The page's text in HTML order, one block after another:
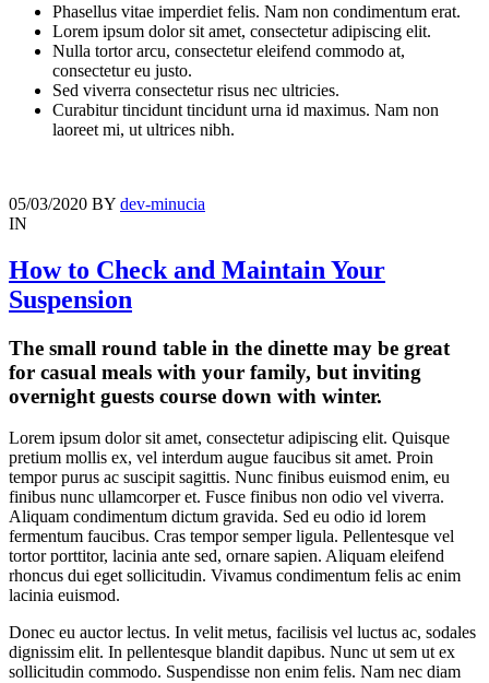
Phasellus vitae imperdiet felis. Nam non condimentum erat.
Lorem ipsum dolor sit amet, consectetur adipiscing elit.
Nulla tortor arcu, consectetur eleifend commodo at,
consectetur eu justo.
Sed viverra consectetur risus nec ultricies.
Curabitur tincidunt tincidunt urna id maximus. Nam non
laoreet mi, ut ultrices nibh.
05/03/2020 BY dev-minucia
IN
How to Check and Maintain Your
Suspension
The small round table in the dinette may be great
for casual meals with your family, but inviting
overnight guests course down with winter.
Lorem ipsum dolor sit amet, consectetur adipiscing elit. Quisque
pretium mollis ex, vel interdum augue faucibus sit amet. Proin
tempor purus ac suscipit sagittis. Nunc finibus euismod enim, eu
finibus nunc ullamcorper et. Fusce finibus non odio vel viverra.
Aliquam condimentum dictum gravida. Sed eu odio id lorem
fermentum faucibus. Cras tempor semper ligula. Pellentesque vel
tortor porttitor, lacinia ante sed, ornare sapien. Aliquam eleifend
rhoncus dui eget sollicitudin. Vivamus condimentum felis ac enim
lacinia euismod.
Donec eu auctor lectus. In velit metus, facilisis vel luctus ac, sodales
dignissim elit. In pellentesque blandit dapibus. Nunc ut sem ut ex
sollicitudin commodo. Suspendisse non enim felis. Nam nec diam